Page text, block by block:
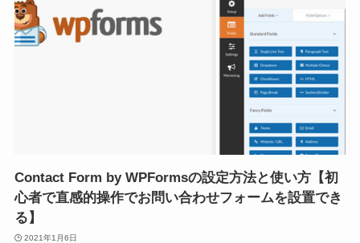
Contact Form by WPFormsの設定方法と使い方【初
心者で直感的操作でお問い合わせフォームを設置でき
る】
2021年1月6日